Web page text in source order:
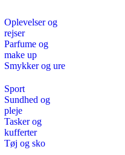
Oplevelser og
rejser
Parfume og
make up
Smykker og ure
Sport
Sundhed og
pleje
Tasker og
kufferter
Tøj og sko